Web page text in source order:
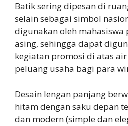
Batik sering dipesan di
selain sebagai simbol
digunakan oleh
asing, sehingga dapat
kegiatan promosi di atas
peluang usaha bagi para
Desain lengan panjang
hitam dengan saku depan
dan modern (simple dan